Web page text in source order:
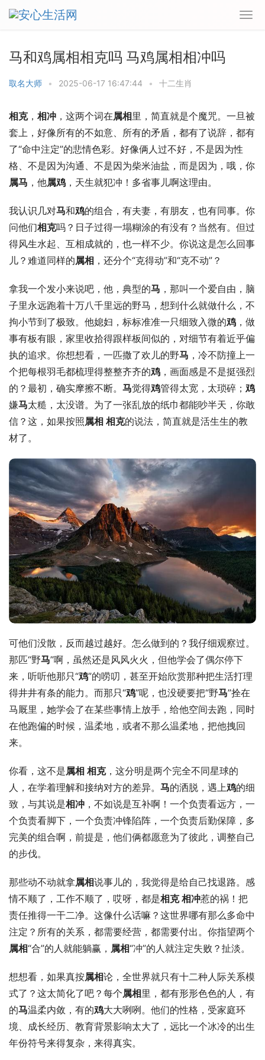
马和鸡属相相克吗 马鸡属相相冲吗
取名大师 • 2025-06-17 16:47:44 • 十二生肖
相克， 相冲 ，这两个词在属相里，简直就是个魔咒。一旦被
套上，好像所有的不如意、所有的矛盾，都有了说辞，都有
了“命中注定”的悲情色彩。好像俩人过不好，不是因为性
格、不是因为沟通、不是因为柴米油盐，而是因为，哦，你
属马 ，他属鸡 ，天生就犯冲！多省事儿啊这理由。
我认识几对马和鸡的组合，有夫妻，有朋友，也有同事。你
问他们相克吗？日子过得一塌糊涂的有没有？当然有。但过
得风生水起、互相成就的，也一样不少。你说这是怎么回事
儿？难道同样的属相 ，还分个“克得动”和“克不动”？
拿我一个发小来说吧，他，典型的马 ，那叫一个爱自由，脑
子里永远跑着十万八千里远的野马，想到什么就做什么，不
拘小节到了极致。他媳妇，标标准准一只细致入微的鸡 ，做
事有板有眼，家里收拾得跟样板间似的，对细节有着近乎偏
执的追求。你想想看，一匹撒了欢儿的野马 ，冷不防撞上一
个把每根羽毛都梳理得整整齐齐的鸡 ，画面感是不是挺强烈
的？最初，确实摩擦不断。 马觉得鸡管得太宽，太琐碎； 鸡
嫌马太糙，太没谱。为了一张乱放的纸巾都能吵半天，你敢
信？这，如果按照属相 相克的说法，简直就是活生生的教
材了。
可他们没散，反而越过越好。怎么做到的？我仔细观察过。
那匹“野马”啊，虽然还是风风火火，但他学会了偶尔停下
来，听听他那只“鸡”的唠叨，甚至开始欣赏那种把生活打理
得井井有条的能力。而那只“鸡”呢，也没硬要把“野马”拴在
马厩里，她学会了在某些事情上放手，给他空间去跑，同时
在他跑偏的时候，温柔地，或者不那么温柔地，把他拽回
来。
你看，这不是属相 相克，这分明是两个完全不同星球的
人，在学着理解和接纳对方的差异。 马的洒脱，遇上鸡的细
致，与其说是相冲 ，不如说是互补啊！一个负责看远方，一
个负责看脚下，一个负责冲锋陷阵，一个负责后勤保障，多
完美的组合啊，前提是，他们俩都愿意为了彼此，调整自己
的步伐。
那些动不动就拿属相说事儿的，我觉得是给自己找退路。感
情不顺了，工作不顺了，哎呀，都是相克 相冲惹的祸！把
责任推得一干二净。这像什么话嘛？这世界哪有那么多命中
注定？所有的关系，都需要经营，都需要付出。你指望两个
属相“合”的人就能躺赢， 属相“冲”的人就注定失败？扯淡。
想想看，如果真按属相论，全世界就只有十二种人际关系模
式了？这太简化了吧？每个属相里，都有形形色色的人，有
的马温柔内敛，有的鸡大大咧咧。他们的性格，受家庭环
境、成长经历、教育背景影响太大了，远比一个冰冷的出生
年份符号来得复杂，来得真实。